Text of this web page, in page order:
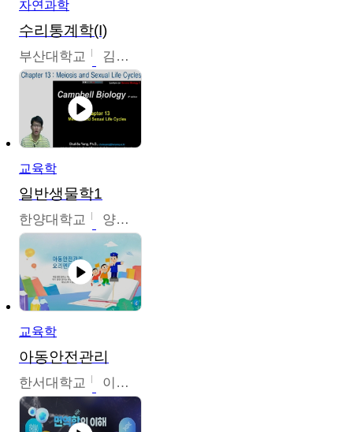
자연과학
수리통계학(I)
부산대학교 김충락
교육학
일반생물학1
한양대학교 양철수
교육학
아동안전관리
한서대학교 이태연